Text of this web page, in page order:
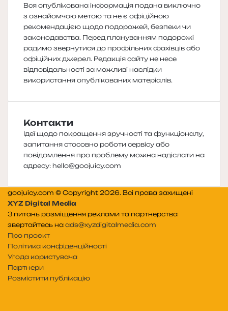
Вся опублікована інформація подана виключно
з ознайомчою метою та не є офіційною
рекомендацією щодо подорожей, безпеки чи
законодавства. Перед плануванням подорожі
радимо звернутися до профільних фахівців або
офіційних джерел. Редакція сайту не несе
відповідальності за можливі наслідки
використання опублікованих матеріалів.
Контакти
Ідеї щодо покращення зручності та функціоналу,
запитання стосовно роботи сервісу або
повідомлення про проблему можна надіслати на
адресу: hello@goojuicy.com
goojuicy.com © Copyright 2026. Всі права захищені
XYZ Digital Media
З питань розміщення реклами та партнерства
звертайтесь на ads@xyzdigitalmedia.com
Про проєкт
Політика конфіденційності
Угода користувача
Партнери
Розмістити публікацію